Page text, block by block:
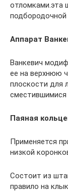
отломками.эта
Аппарат
Ванкевич
ее на верхнюю
плоскости для
Паяная
Применяется
низкой
Состоит из
правило на